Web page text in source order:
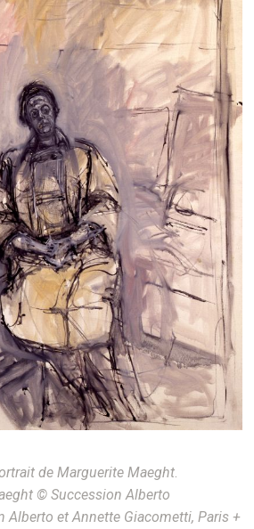
de Marguerite Maeght.
© Succession Alberto
Alberto et Annette Giacometti, Paris +